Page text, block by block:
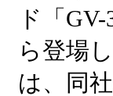
ド「
ら登場
は、同